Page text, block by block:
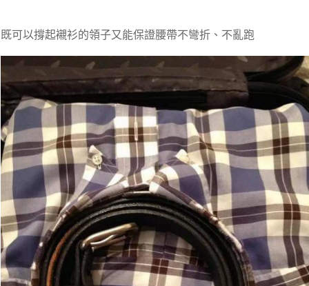
既可以撐起襯衫的領子又能保證腰帶不彎折、不亂跑